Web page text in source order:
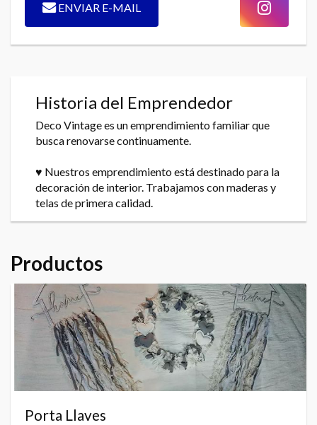
ENVIAR E-MAIL
Historia del Emprendedor
Deco Vintage es un emprendimiento familiar que
busca renovarse continuamente.
♥ Nuestros emprendimiento está destinado para la
decoración de interior. Trabajamos con maderas y
telas de primera calidad.
Productos
Porta Llaves